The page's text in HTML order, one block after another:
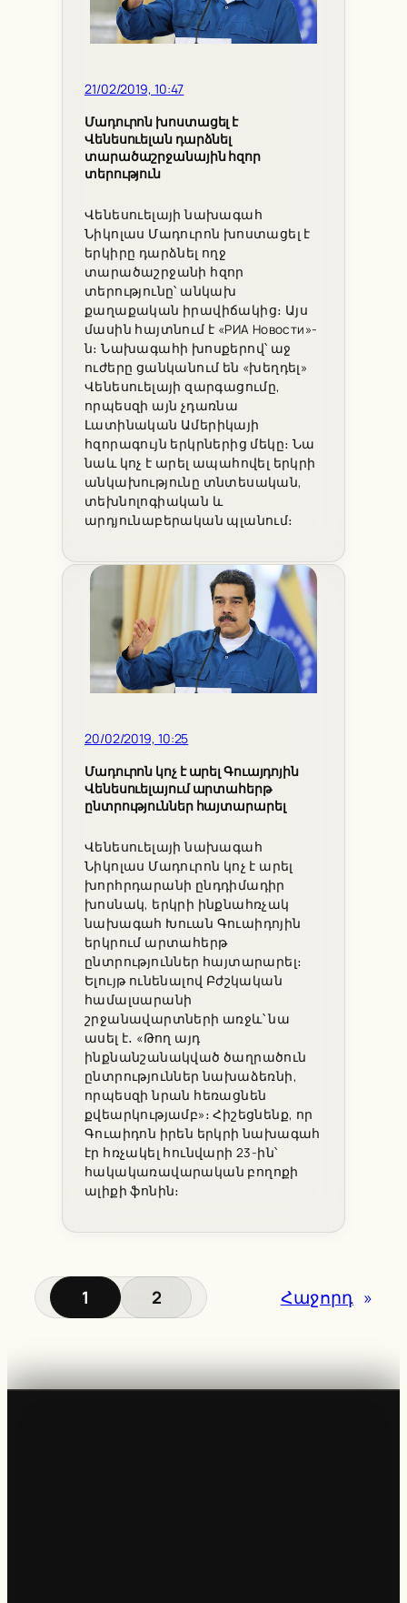
21/02/2019, 10:47
Մադուրոն խոստացել է
Վենեսուելան դարձնել
տարածաշրջանային հզոր
տերություն
Վենեսուելայի նախագահ
Նիկոլաս Մադուրոն խոստացել է
երկիրը դարձնել ողջ
տարածաշրջանի հզոր
տերությունը՝ անկախ
քաղաքական իրավիճակից։ Այս
մասին հայտնում է «РИА Новости»-
ն։ Նախագահի խոսքերով՝ աջ
ուժերը ցանկանում են «խեղդել»
Վենեսուելայի զարգացումը,
որպեսզի այն չդառնա
Լատինական Ամերիկայի
հզորագույն երկրներից մեկը։ Նա
նաև կոչ է արել ապահովել երկրի
անկախությունը տնտեսական,
տեխնոլոգիական և
արդյունաբերական պլանում։
20/02/2019, 10:25
Մադուրոն կոչ է արել Գուայդոյին
Վենեսուելայում արտահերթ
ընտրություններ հայտարարել
Վենեսուելայի նախագահ
Նիկոլաս Մադուրոն կոչ է արել
խորհրդարանի ընդդիմադիր
խոսնակ, երկրի ինքնահռչակ
նախագահ Խուան Գուաիդոյին
երկրում արտահերթ
ընտրություններ հայտարարել։
Ելույթ ունենալով Բժշկական
համալսարանի
շրջանավարտների առջև՝ նա
ասել է․ «Թող այդ
ինքնանշանակված ծաղրածուն
ընտրություններ նախաձեռնի,
որպեսզի նրան հեռացնեն
քվեարկությամբ»։ Հիշեցնենք, որ
Գուաիդոն իրեն երկրի նախագահ
էր հռչակել հունվարի 23-ին՝
հակակառավարական բողոքի
ալիքի ֆոնին։
1 2 Հաջորդ »